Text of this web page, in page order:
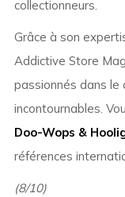
collectionneurs.
Grâce à son
Addictive Store
passionnés dans le
incontournables.
Doo-Wops &
références
(8/10)